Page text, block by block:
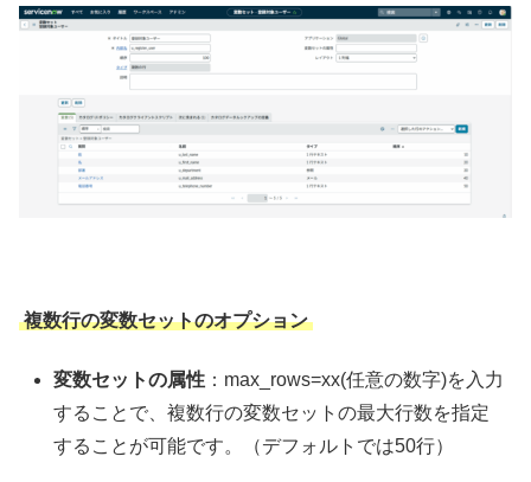
複数行の変数セットのオプション
変数セットの属性 ：max_rows=xx(任意の数字)を入力
することで、複数行の変数セットの最大行数を指定
することが可能です。（デフォルトでは50行）